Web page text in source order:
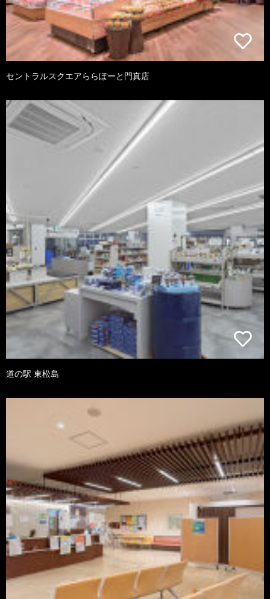
セントラルスクエアららぽーと門真店
道の駅 東松島